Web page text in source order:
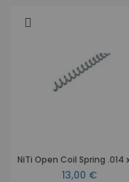
13,00 €